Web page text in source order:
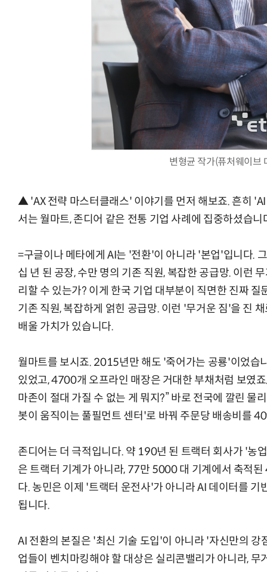
변형균 작가(퓨처웨이브
▲ 'AX 전략 마스터클래스' 이야기를 먼저 해보죠. 흔히
서는 월마트, 존디어 같은 전통 기업 사례에 집중하셨습
=구글이나 메타에게 AI는 '전환'이 아니라 '본업'입니다.
십 년 된 공장, 수만 명의 기존 직원, 복잡한 공급망. 이런
리할 수 있는가? 이게 한국 기업 대부분이 직면한 진짜 질
기존 직원, 복잡하게 얽힌 공급망. 이런 '무거운 짐'을 진
배울 가치가 있습니다.
월마트를 보시죠. 2015년만 해도 '죽어가는 공룡'이었습
있었고, 4700개 오프라인 매장은 거대한 부채처럼 보였
마존이 절대 가질 수 없는 게 뭐지?” 바로 전국에 깔린 물
봇이 움직이는 풀필먼트 센터'로 바꿔 주문당 배송비를
존디어는 더 극적입니다. 약 190년 된 트랙터 회사가 '농
은 트랙터 기계가 아니라, 77만 5000 대 기계에서 축적
다. 농민은 이제 '트랙터 운전사'가 아니라 AI 데이터를
됩니다.
AI 전환의 본질은 '최신 기술 도입'이 아니라 '자신만의 강
업들이 벤치마킹해야 할 대상은 실리콘밸리가 아니라,